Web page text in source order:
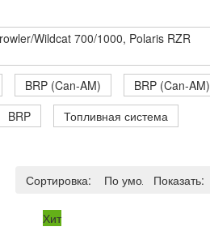
Wildcat 700/1000, Polaris RZR
BRP (Can-AM)
BRP (Can-AM)
BRP
Топливная система
Показать:
Сортировка: По умолчанию
Хит